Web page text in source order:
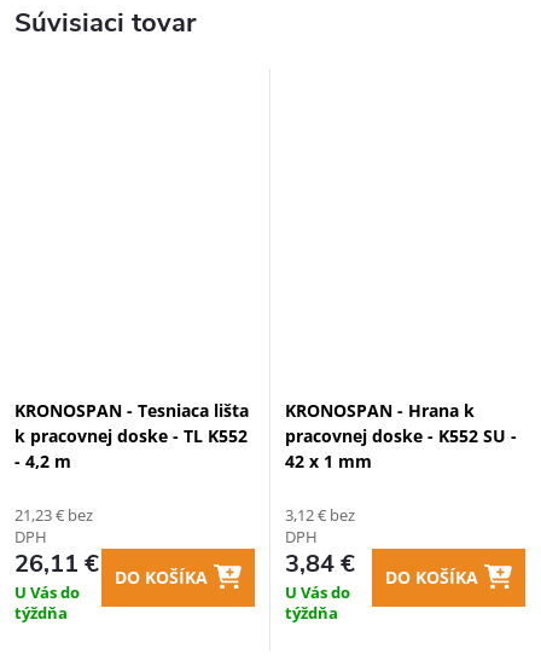
Súvisiaci tovar
KRONOSPAN - Tesniaca lišta
k pracovnej doske - TL K552
- 4,2 m
21,23 € bez
DPH
26,11 €
U Vás do
týždňa
DO KOŠÍKA
KRONOSPAN - Hrana k
pracovnej doske - K552 SU -
42 x 1 mm
3,12 € bez
DPH
3,84 €
U Vás do
týždňa
DO KOŠÍKA